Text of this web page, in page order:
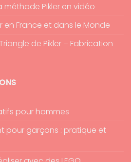
méthode Pikler en vidéo
en France et dans le Monde
de Pikler – Fabrication
pour hommes
pour garçons : pratique et